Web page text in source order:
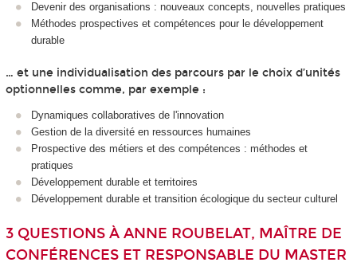
Devenir des organisations : nouveaux concepts, nouvelles pratiques
Méthodes prospectives et compétences pour le développement
durable
… et une individualisation des parcours par le choix d’unités
optionnelles comme, par exemple :
Dynamiques collaboratives de l'innovation
Gestion de la diversité en ressources humaines
Prospective des métiers et des compétences : méthodes et
pratiques
Développement durable et territoires
Développement durable et transition écologique du secteur culturel
3 QUESTIONS À ANNE ROUBELAT, MAÎTRE DE
CONFÉRENCES ET RESPONSABLE DU MASTER